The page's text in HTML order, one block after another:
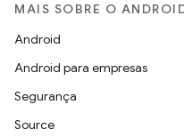
MAIS SOBRE O
Android
Android para empresas
Segurança
Source